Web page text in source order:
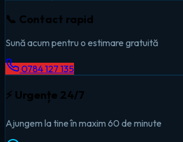
📞 Contact rapid
Sună acum pentru o estimare gratuită
0784 127 135
⚡ Urgențe 24/7
Ajungem la tine în maxim 60 de minute